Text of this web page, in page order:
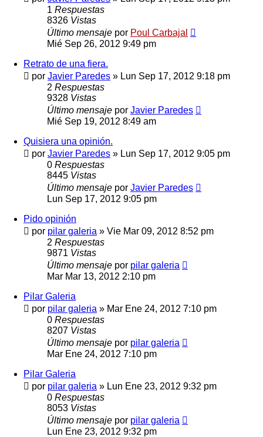
1 Respuestas
8326 Vistas
Último mensaje por Poul Carbajal
Mié Sep 26, 2012 9:49 pm
Retrato de una fiera.
por Javier Paredes » Lun Sep 17, 2012 9:18 pm
2 Respuestas
9328 Vistas
Último mensaje por Javier Paredes
Mié Sep 19, 2012 8:49 am
Quisiera una opinión.
por Javier Paredes » Lun Sep 17, 2012 9:05 pm
0 Respuestas
8445 Vistas
Último mensaje por Javier Paredes
Lun Sep 17, 2012 9:05 pm
Pido opinión
por pilar galeria » Vie Mar 09, 2012 8:52 pm
2 Respuestas
9871 Vistas
Último mensaje por pilar galeria
Mar Mar 13, 2012 2:10 pm
Pilar Galeria
por pilar galeria » Mar Ene 24, 2012 7:10 pm
0 Respuestas
8207 Vistas
Último mensaje por pilar galeria
Mar Ene 24, 2012 7:10 pm
Pilar Galeria
por pilar galeria » Lun Ene 23, 2012 9:32 pm
0 Respuestas
8053 Vistas
Último mensaje por pilar galeria
Lun Ene 23, 2012 9:32 pm